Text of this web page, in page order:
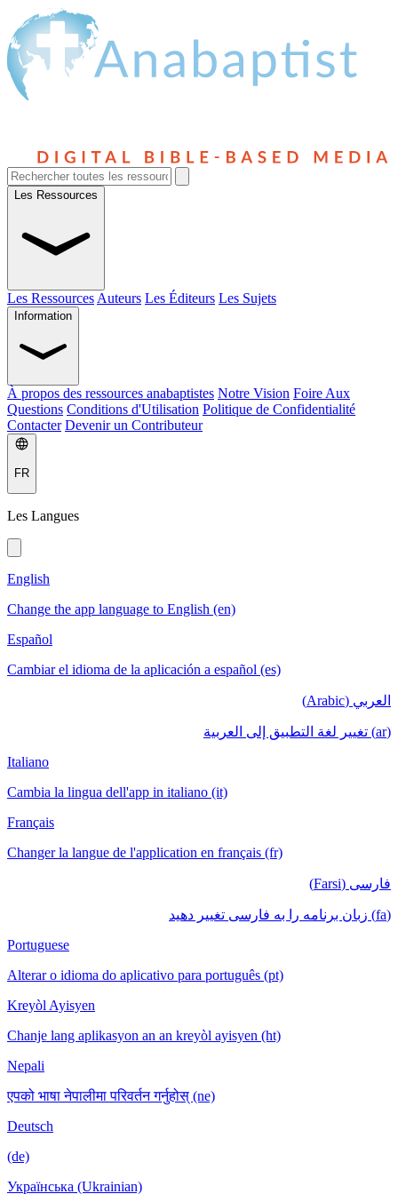
Les Ressources
Les Ressources Auteurs Les Éditeurs Les Sujets
Information
À propos des ressources anabaptistes Notre Vision Foire Aux
Questions Conditions d'Utilisation Politique de Confidentialité
Contacter Devenir un Contributeur
FR
Les Langues
English
Change the app language to English (en)
Español
Cambiar el idioma de la aplicación a español (es)
العربي (Arabic)
(ar) تغيير لغة التطبيق إلى العربية
Italiano
Cambia la lingua dell'app in italiano (it)
Français
Changer la langue de l'application en français (fr)
فارسی (Farsi)
(fa) زبان برنامه را به فارسی تغییر دهید
Portuguese
Alterar o idioma do aplicativo para português (pt)
Kreyòl Ayisyen
Chanje lang aplikasyon an an kreyòl ayisyen (ht)
Nepali
एपको भाषा नेपालीमा परिवर्तन गर्नुहोस् (ne)
Deutsch
(de)
Українська (Ukrainian)